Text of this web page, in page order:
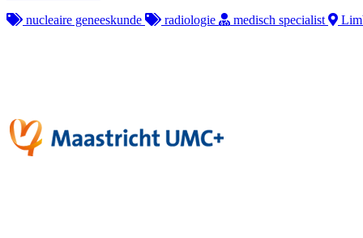
nucleaire geneeskunde
radiologie medisch specialist